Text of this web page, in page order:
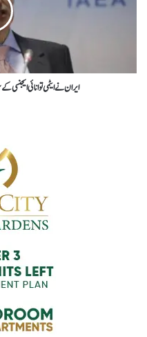
ایران نے ایٹمی توانائی ایجنسی